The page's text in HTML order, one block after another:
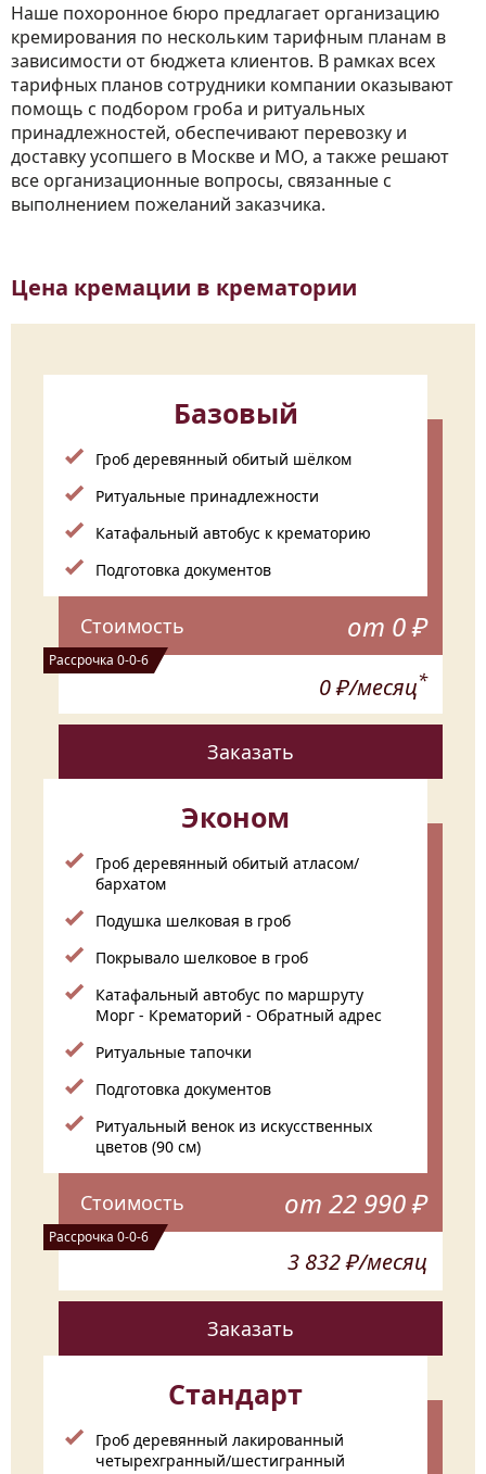
Наше похоронное бюро предлагает организацию
кремирования по нескольким тарифным планам в
зависимости от бюджета клиентов. В рамках всех
тарифных планов сотрудники компании оказывают
помощь с подбором гроба и ритуальных
принадлежностей, обеспечивают перевозку и
доставку усопшего в Москве и МО, а также решают
все организационные вопросы, связанные с
выполнением пожеланий заказчика.
Цена кремации в крематории
Базовый
Гроб деревянный обитый шёлком
Ритуальные принадлежности
Катафальный автобус к крематорию
Подготовка документов
Стоимость от 0 ₽
Рассрочка 0-0-6
0 ₽/месяц*
Заказать
Эконом
Гроб деревянный обитый атласом/
бархатом
Подушка шелковая в гроб
Покрывало шелковое в гроб
Катафальный автобус по маршруту
Морг - Крематорий - Обратный адрес
Ритуальные тапочки
Подготовка документов
Ритуальный венок из искусственных
цветов (90 см)
Стоимость от 22 990 ₽
Рассрочка 0-0-6
3 832 ₽/месяц
Заказать
Стандарт
Гроб деревянный лакированный
четырехгранный/шестигранный